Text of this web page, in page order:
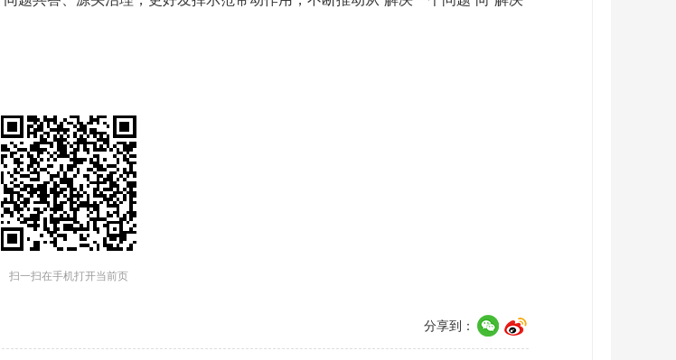
扫一扫在手机打开当前页
分享到：